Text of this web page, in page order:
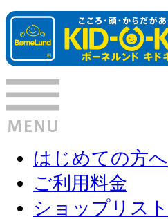
はじめての方へ
ご利用料金
ショップリスト